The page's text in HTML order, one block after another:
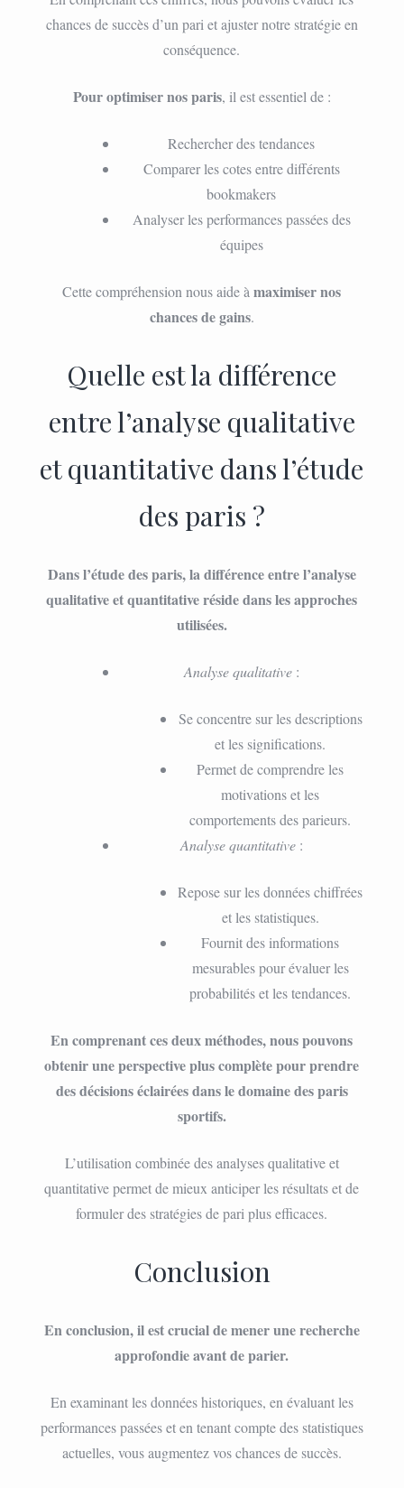
chances de succès d’un pari et ajuster notre stratégie en
conséquence.
Pour optimiser nos paris, il est essentiel de :
Rechercher des tendances
Comparer les cotes entre différents
bookmakers
Analyser les performances passées des
équipes
Cette compréhension nous aide àmaximiser nos
chances de gains.
Quelle est la différence
entre l’analyse qualitative
et quantitative dans l’étude
des paris ?
Dans l’étude des paris, la différence entre l’analyse
qualitative et quantitative réside dans les approches
utilisées.
Analyse qualitative:
Se concentre sur les descriptions
et les significations.
Permet de comprendre les
motivations et les
comportements des parieurs.
Analyse quantitative:
Repose sur les données chiffrées
et les statistiques.
Fournit des informations
mesurables pour évaluer les
probabilités et les tendances.
En comprenant ces deux méthodes, nous pouvons
obtenir une perspective plus complète pour prendre
des décisions éclairées dans le domaine des paris
sportifs.
L’utilisation combinée des analyses qualitative et
quantitative permet de mieux anticiper les résultats et de
formuler des stratégies de pari plus efficaces.
Conclusion
En conclusion, il est crucial de mener une recherche
approfondie avant de parier.
En examinant les données historiques, en évaluant les
performances passées et en tenant compte des statistiques
actuelles, vous augmentez vos chances de succès.